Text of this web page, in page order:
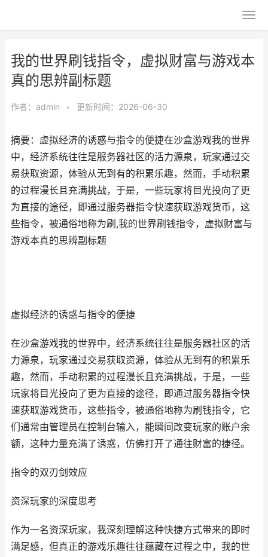
我的世界刷钱指令，虚拟财富与游戏本
真的思辨副标题
作者： admin • 更新时间：2026-06-30
摘要：虚拟经济的诱惑与指令的便捷在沙盒游戏我的世界
中，经济系统往往是服务器社区的活力源泉，玩家通过交
易获取资源，体验从无到有的积累乐趣，然而，手动积累
的过程漫长且充满挑战，于是，一些玩家将目光投向了更
为直接的途径，即通过服务器指令快速获取游戏货币，这
些指令，被通俗地称为刷,我的世界刷钱指令，虚拟财富与
游戏本真的思辨副标题
虚拟经济的诱惑与指令的便捷
在沙盒游戏我的世界中，经济系统往往是服务器社区的活
力源泉，玩家通过交易获取资源，体验从无到有的积累乐
趣，然而，手动积累的过程漫长且充满挑战，于是，一些
玩家将目光投向了更为直接的途径，即通过服务器指令快
速获取游戏货币，这些指令，被通俗地称为刷钱指令，它
们通常由管理员在控制台输入，能瞬间改变玩家的账户余
额，这种力量充满了诱惑，仿佛打开了通往财富的捷径。
指令的双刃剑效应
资深玩家的深度思考
作为一名资深玩家，我深刻理解这种快捷方式带来的即时
满足感，但真正的游戏乐趣往往蕴藏在过程之中，我的世